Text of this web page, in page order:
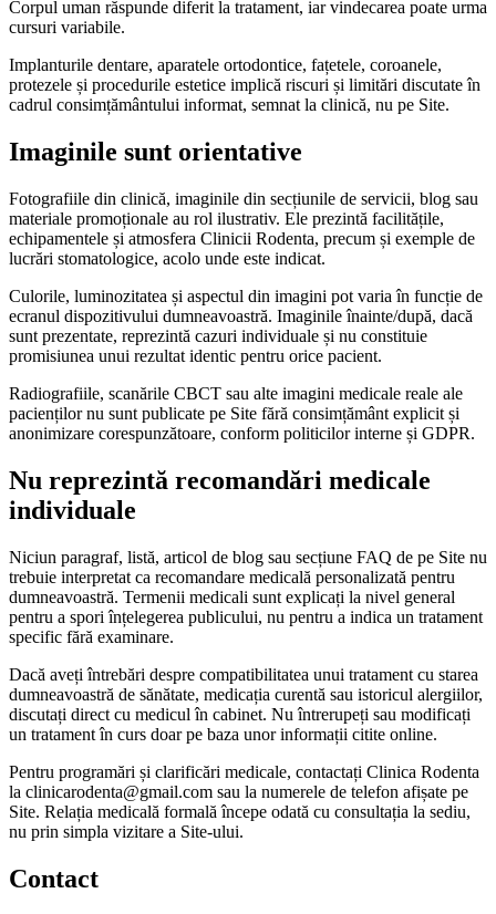
Corpul uman răspunde diferit la tratament, iar vindecarea poate urma
cursuri variabile.
Implanturile dentare, aparatele ortodontice, fațetele, coroanele,
protezele și procedurile estetice implică riscuri și limitări discutate în
cadrul consimțământului informat, semnat la clinică, nu pe Site.
Imaginile sunt orientative
Fotografiile din clinică, imaginile din secțiunile de servicii, blog sau
materiale promoționale au rol ilustrativ. Ele prezintă facilitățile,
echipamentele și atmosfera Clinicii Rodenta, precum și exemple de
lucrări stomatologice, acolo unde este indicat.
Culorile, luminozitatea și aspectul din imagini pot varia în funcție de
ecranul dispozitivului dumneavoastră. Imaginile înainte/după, dacă
sunt prezentate, reprezintă cazuri individuale și nu constituie
promisiunea unui rezultat identic pentru orice pacient.
Radiografiile, scanările CBCT sau alte imagini medicale reale ale
pacienților nu sunt publicate pe Site fără consimțământ explicit și
anonimizare corespunzătoare, conform politicilor interne și GDPR.
Nu reprezintă recomandări medicale
individuale
Niciun paragraf, listă, articol de blog sau secțiune FAQ de pe Site nu
trebuie interpretat ca recomandare medicală personalizată pentru
dumneavoastră. Termenii medicali sunt explicați la nivel general
pentru a spori înțelegerea publicului, nu pentru a indica un tratament
specific fără examinare.
Dacă aveți întrebări despre compatibilitatea unui tratament cu starea
dumneavoastră de sănătate, medicația curentă sau istoricul alergiilor,
discutați direct cu medicul în cabinet. Nu întrerupeți sau modificați
un tratament în curs doar pe baza unor informații citite online.
Pentru programări și clarificări medicale, contactați Clinica Rodenta
la clinicarodenta@gmail.com sau la numerele de telefon afișate pe
Site. Relația medicală formală începe odată cu consultația la sediu,
nu prin simpla vizitare a Site-ului.
Contact